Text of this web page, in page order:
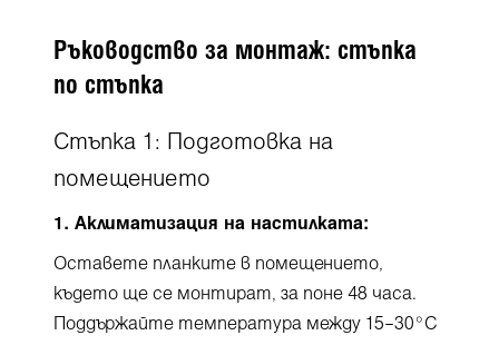
Ръководство за монтаж: стъпка
по стъпка
Стъпка 1: Подготовка на
помещението
1. Аклиматизация на настилката:
Оставете планките в помещението,
където ще се монтират, за поне 48 часа.
Поддържайте температура между 15–30°C